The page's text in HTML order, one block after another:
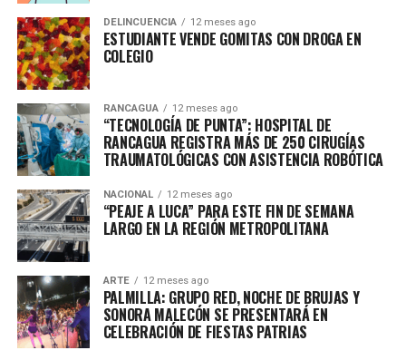
DELINCUENCIA 12 meses ago
ESTUDIANTE VENDE GOMITAS CON DROGA EN
COLEGIO
RANCAGUA 12 meses ago
“TECNOLOGÍA DE PUNTA”: HOSPITAL DE
RANCAGUA REGISTRA MÁS DE 250 CIRUGÍAS
TRAUMATOLÓGICAS CON ASISTENCIA ROBÓTICA
NACIONAL 12 meses ago
“PEAJE A LUCA” PARA ESTE FIN DE SEMANA
LARGO EN LA REGIÓN METROPOLITANA
ARTE 12 meses ago
PALMILLA: GRUPO RED, NOCHE DE BRUJAS Y
SONORA MALECÓN SE PRESENTARÁ EN
CELEBRACIÓN DE FIESTAS PATRIAS